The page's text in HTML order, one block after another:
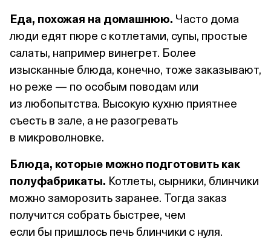
Еда, похожая на домашнюю. Часто дома
люди едят пюре с котлетами, супы, простые
салаты, например винегрет. Более
изысканные блюда, конечно, тоже заказывают,
но реже — по особым поводам или
из любопытства. Высокую кухню приятнее
съесть в зале, а не разогревать
в микроволновке.
Блюда, которые можно подготовить как
полуфабрикаты. Котлеты, сырники, блинчики
можно заморозить заранее. Тогда заказ
получится собрать быстрее, чем
если бы пришлось печь блинчики с нуля.